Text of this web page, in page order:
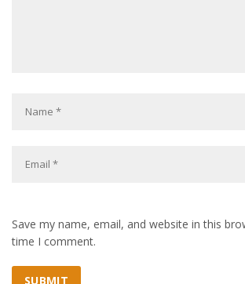
Save my name, email, and website in this
time I comment.